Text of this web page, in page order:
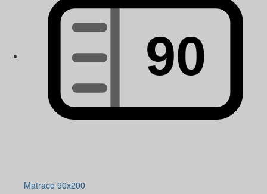
Matrace 90x200